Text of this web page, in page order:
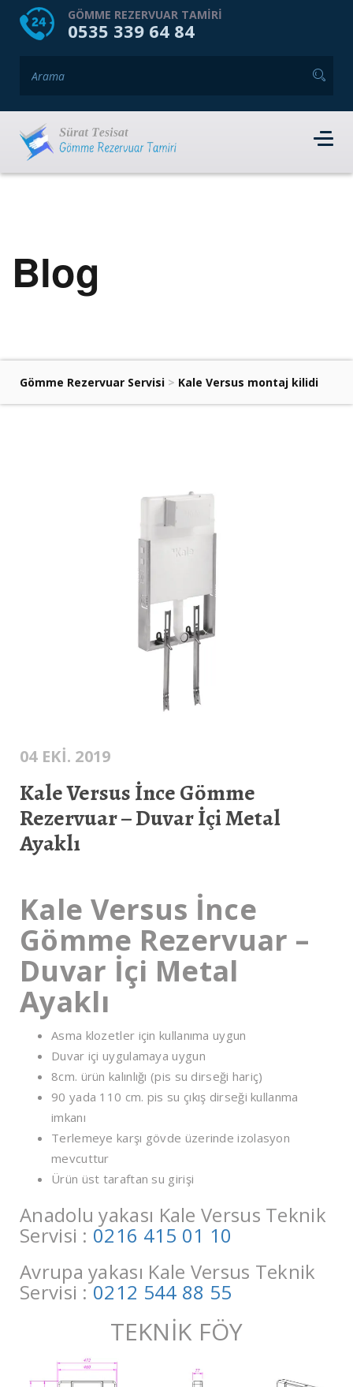
HOME HAKKIMIZDA
GÖMME REZERVUAR TAMIRI
0535 339 64 84
Blog
Gömme Rezervuar Servisi > Kale Versus montaj kilidi
04 EKI. 2019
Kale Versus İnce Gömme
Rezervuar – Duvar İçi Metal
Ayaklı
Kale Versus İnce
Gömme Rezervuar –
Duvar İçi Metal
Ayaklı
Asma klozetler için kullanıma uygun
Duvar içi uygulamaya uygun
8cm. ürün kalınlığı (pis su dirseği hariç)
90 yada 110 cm. pis su çıkış dirseği kullanma
imkanı
Terlemeye karşı gövde üzerinde izolasyon
mevcuttur
Ürün üst taraftan su girişi
Anadolu yakası Kale Versus Teknik
Servisi : 0216 415 01 10
Avrupa yakası Kale Versus Teknik
Servisi :0212 544 88 55
TEKNİK FÖY